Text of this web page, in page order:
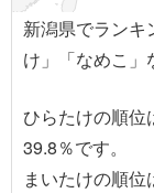
新潟県でランキ
け」「なめこ」
ひらたけの順位
39.8％です。
まいたけの順